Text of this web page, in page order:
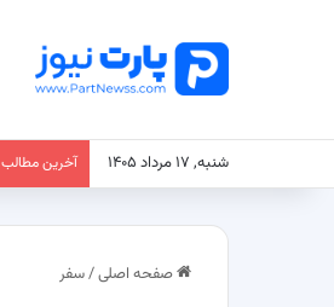
شنبه, ۱۷ مرداد ۱۴۰۵ آخرین مطالب
صفحه اصلی/سفر